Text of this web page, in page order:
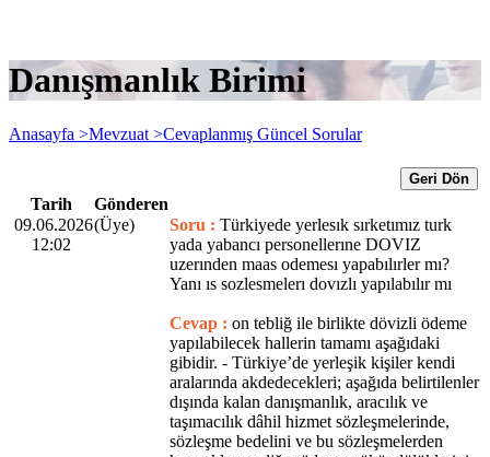
Danışmanlık Birimi
Anasayfa >Mevzuat >Cevaplanmış Güncel Sorular
Geri Dön
Tarih
Gönderen
09.06.2026
12:02
(Üye) Soru : Türkiyede yerlesık sırketımız turk
yada yabancı personellerıne DOVIZ
uzerınden maas odemesı yapabılırler mı?
Yanı ıs sozlesmelerı dovızlı yapılabılır mı
Cevap : on tebliğ ile birlikte dövizli ödeme
yapılabilecek hallerin tamamı aşağıdaki
gibidir. - Türkiye’de yerleşik kişiler kendi
aralarında akdedecekleri; aşağıda belirtilenler
dışında kalan danışmanlık, aracılık ve
taşımacılık dâhil hizmet sözleşmelerinde,
sözleşme bedelini ve bu sözleşmelerden